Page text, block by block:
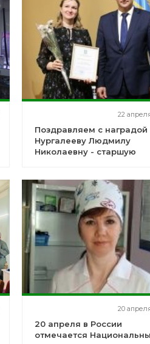
22
Поздравляем с наградой
Нургалееву Людмилу
Николаевну - старшую
20
20 апреля в России
отмечается